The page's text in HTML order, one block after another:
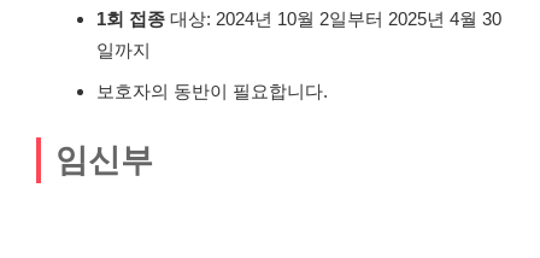
1회 접종 대상: 2024년 10월 2일부터 2025년 4월 30
일까지
보호자의 동반이 필요합니다.
임신부